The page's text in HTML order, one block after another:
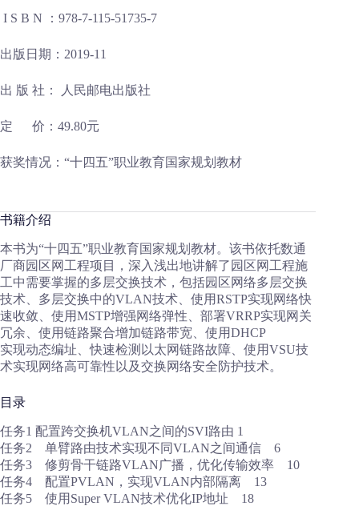
I S B N ：978-7-115-51735-7
出版日期：2019-11
出 版 社： 人民邮电出版社
定 价：49.80元
获奖情况：“十四五”职业教育国家规划教材
书籍介绍
本书为“十四五”职业教育国家规划教材。该书依托数通
厂商园区网工程项目，深入浅出地讲解了园区网工程施
工中需要掌握的多层交换技术，包括园区网络多层交换
技术、多层交换中的VLAN技术、使用RSTP实现网络快
速收敛、使用MSTP增强网络弹性、部署VRRP实现网关
冗余、使用链路聚合增加链路带宽、使用DHCP
实现动态编址、快速检测以太网链路故障、使用VSU技
术实现网络高可靠性以及交换网络安全防护技术。
目录
任务1 配置跨交换机VLAN之间的SVI路由 1
任务2 单臂路由技术实现不同VLAN之间通信 6
任务3 修剪骨干链路VLAN广播，优化传输效率 10
任务4 配置PVLAN，实现VLAN内部隔离 13
任务5 使用Super VLAN技术优化IP地址 18